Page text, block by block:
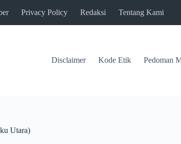
Privacy Policy Redaksi Tentang Kami
Disclaimer Kode Etik Pedoman
Utara)